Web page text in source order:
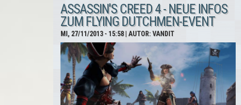
-
Releasetermin
für Xbox 360
ASSASSIN'S CREED 4 - NEUE INFOS
ZUM FLYING DUTCHMEN-EVENT
MI, 27/11/2013 - 15:58| AUTOR:VANDIT